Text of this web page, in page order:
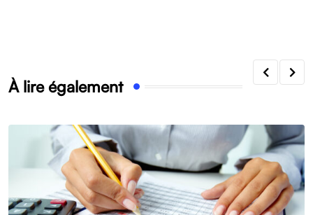
À lire également